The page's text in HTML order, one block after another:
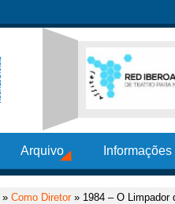
Arquivo
» Como Diretor» 1984 – O Limpador